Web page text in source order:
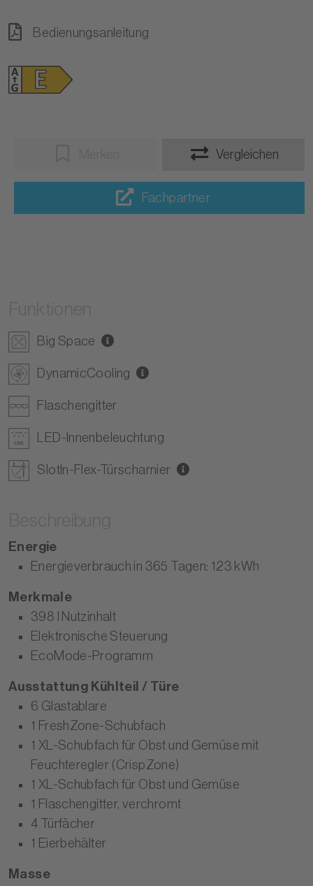
Bedienungsanleitung
Vergleichen
Fachpartner
Big Space
DynamicCooling
Flaschengitter
LED-Innenbeleuchtung
SlotIn-Flex-Türscharnier
Energie
Energieverbrauch in 365 Tagen: 123 kWh
Merkmale
398 l Nutzinhalt
Elektronische Steuerung
EcoMode-Programm
Ausstattung Kühlteil / Türe
6 Glastablare
1 FreshZone-Schubfach
1 XL-Schubfach für Obst und Gemüse mit
Feuchteregler (CrispZone)
1 XL-Schubfach für Obst und Gemüse
1 Flaschengitter, verchromt
4 Türfächer
1 Eierbehälter
Masse